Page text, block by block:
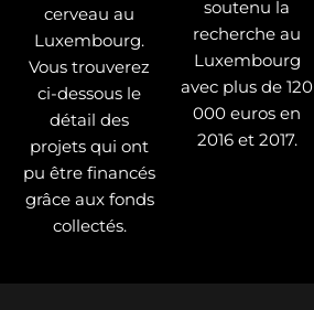
cerveau au
Luxembourg.
Vous trouverez
ci-dessous le
détail des
projets qui ont
pu être financés
grâce aux fonds
collectés.
soutenu la
recherche au
Luxembourg
avec plus de 120
000 euros en
2016 et 2017.